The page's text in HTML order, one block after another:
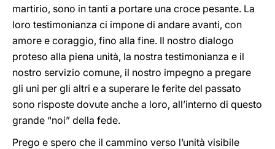
martirio, sono in tanti a portare una croce pesante. La
loro testimonianza ci impone di andare avanti, con
amore e coraggio, fino alla fine. Il nostro dialogo
proteso alla piena unità, la nostra testimonianza e il
nostro servizio comune, il nostro impegno a pregare
gli uni per gli altri e a superare le ferite del passato
sono risposte dovute anche a loro, all’interno di questo
grande “noi” della fede.
Prego e spero che il cammino verso l’unità visibile